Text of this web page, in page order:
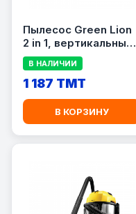
Пылесос Green Lion
2 in 1, вертикальный,
белый
В НАЛИЧИИ
1 187 TMT
В КОРЗИНУ